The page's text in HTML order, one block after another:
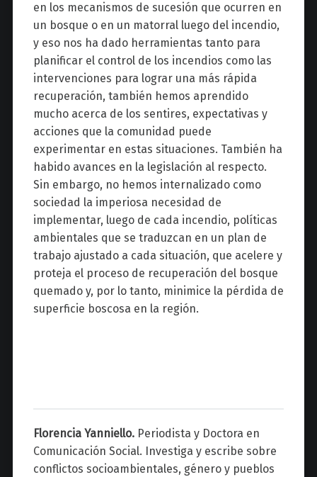
en los mecanismos de sucesión que ocurren en
un bosque o en un matorral luego del incendio,
y eso nos ha dado herramientas tanto para
planificar el control de los incendios como las
intervenciones para lograr una más rápida
recuperación, también hemos aprendido
mucho acerca de los sentires, expectativas y
acciones que la comunidad puede
experimentar en estas situaciones. También ha
habido avances en la legislación al respecto.
Sin embargo, no hemos internalizado como
sociedad la imperiosa necesidad de
implementar, luego de cada incendio, políticas
ambientales que se traduzcan en un plan de
trabajo ajustado a cada situación, que acelere y
proteja el proceso de recuperación del bosque
quemado y, por lo tanto, minimice la pérdida de
superficie boscosa en la región.
Florencia Yanniello. Periodista y Doctora en
Comunicación Social. Investiga y escribe sobre
conflictos socioambientales, género y pueblos